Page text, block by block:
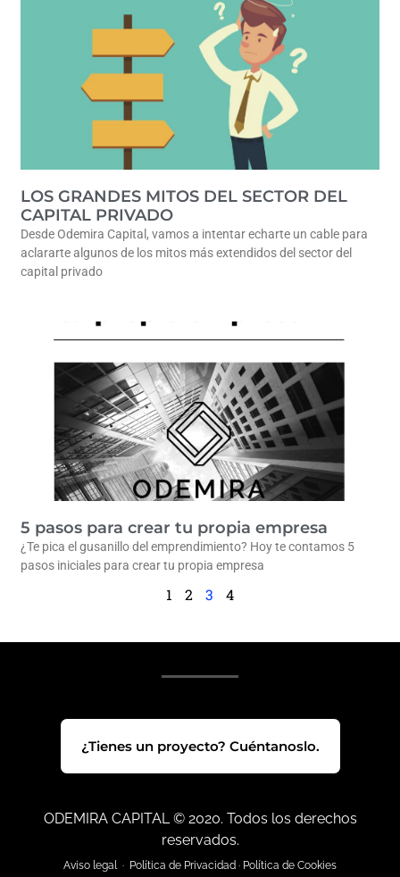
LOS GRANDES MITOS DEL SECTOR DEL
CAPITAL PRIVADO
Desde Odemira Capital, vamos a intentar echarte un cable para
aclararte algunos de los mitos más extendidos del sector del
capital privado
5 pasos para crear tu propia empresa
¿Te pica el gusanillo del emprendimiento? Hoy te contamos 5
pasos iniciales para crear tu propia empresa
1 2 3 4
¿Tienes un proyecto? Cuéntanoslo.
ODEMIRA CAPITAL © 2020. Todos los derechos
reservados.
Aviso legal· Política de Privacidad · Política de Cookies